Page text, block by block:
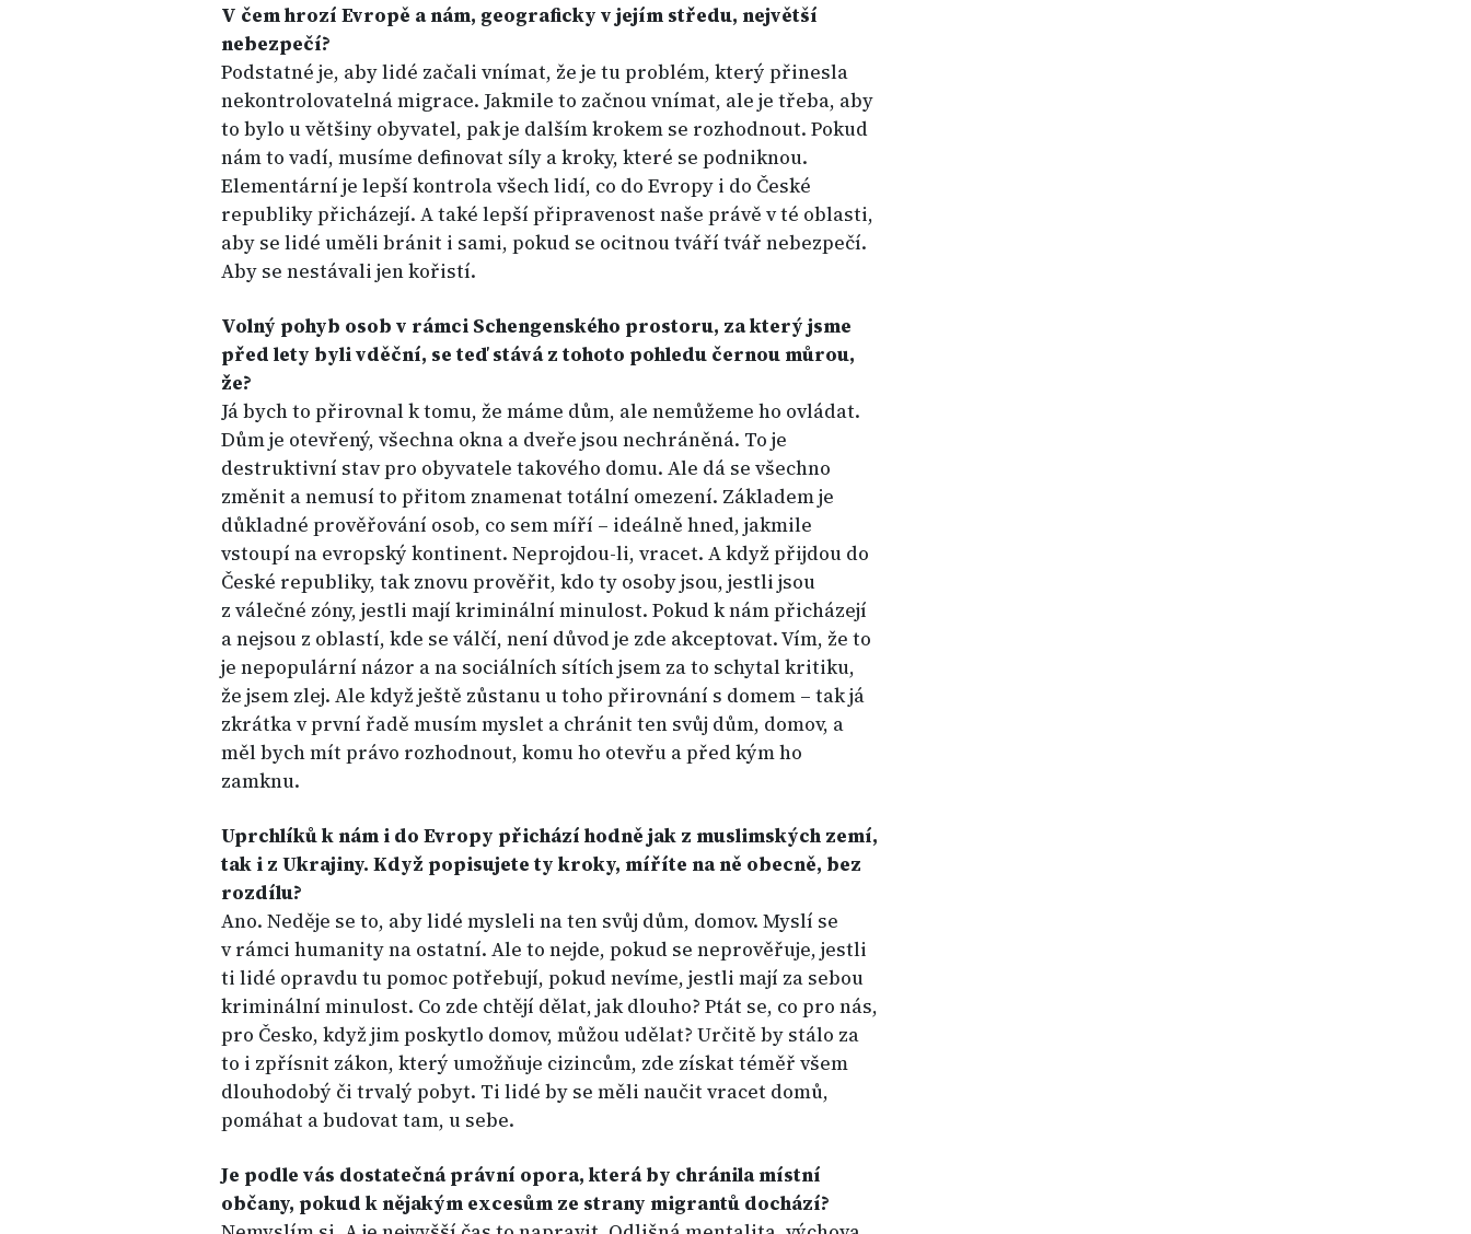
V čem hrozí Evropě a nám, geograficky v jejím středu, největší
nebezpečí?
Podstatné je, aby lidé začali vnímat, že je tu problém, který přinesla
nekontrolovatelná migrace. Jakmile to začnou vnímat, ale je třeba, aby
to bylo u většiny obyvatel, pak je dalším krokem se rozhodnout. Pokud
nám to vadí, musíme definovat síly a kroky, které se podniknou.
Elementární je lepší kontrola všech lidí, co do Evropy i do České
republiky přicházejí. A také lepší připravenost naše právě v té oblasti,
aby se lidé uměli bránit i sami, pokud se ocitnou tváří tvář nebezpečí.
Aby se nestávali jen kořistí.
Volný pohyb osob v rámci Schengenského prostoru, za který jsme
před lety byli vděční, se teď stává z tohoto pohledu černou můrou,
že?
Já bych to přirovnal k tomu, že máme dům, ale nemůžeme ho ovládat.
Dům je otevřený, všechna okna a dveře jsou nechráněná. To je
destruktivní stav pro obyvatele takového domu. Ale dá se všechno
změnit a nemusí to přitom znamenat totální omezení. Základem je
důkladné prověřování osob, co sem míří – ideálně hned, jakmile
vstoupí na evropský kontinent. Neprojdou-li, vracet. A když přijdou do
České republiky, tak znovu prověřit, kdo ty osoby jsou, jestli jsou
z válečné zóny, jestli mají kriminální minulost. Pokud k nám přicházejí
a nejsou z oblastí, kde se válčí, není důvod je zde akceptovat. Vím, že to
je nepopulární názor a na sociálních sítích jsem za to schytal kritiku,
že jsem zlej. Ale když ještě zůstanu u toho přirovnání s domem – tak já
zkrátka v první řadě musím myslet a chránit ten svůj dům, domov, a
měl bych mít právo rozhodnout, komu ho otevřu a před kým ho
zamknu.
Uprchlíků k nám i do Evropy přichází hodně jak z muslimských zemí,
tak i z Ukrajiny. Když popisujete ty kroky, míříte na ně obecně, bez
rozdílu?
Ano. Neděje se to, aby lidé mysleli na ten svůj dům, domov. Myslí se
v rámci humanity na ostatní. Ale to nejde, pokud se neprověřuje, jestli
ti lidé opravdu tu pomoc potřebují, pokud nevíme, jestli mají za sebou
kriminální minulost. Co zde chtějí dělat, jak dlouho? Ptát se, co pro nás,
pro Česko, když jim poskytlo domov, můžou udělat? Určitě by stálo za
to i zpřísnit zákon, který umožňuje cizincům, zde získat téměř všem
dlouhodobý či trvalý pobyt. Ti lidé by se měli naučit vracet domů,
pomáhat a budovat tam, u sebe.
Je podle vás dostatečná právní opora, která by chránila místní
občany, pokud k nějakým excesům ze strany migrantů dochází?